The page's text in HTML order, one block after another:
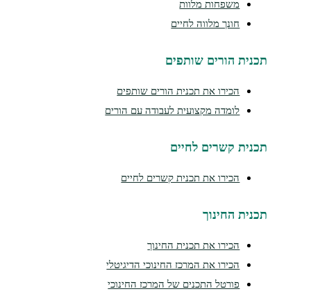
משפחות מלוות
חונך מלווה לחיים
הורים שותפים
הכירו את תכנית הורים שותפים
לומדה מקצועית לעבודה עם הורים
קשרים לחיים
הכירו את תכנית קשרים לחיים
החינוך
הכירו את תכנית החינוך
הכירו את המרכז החינוכי הדיגיטלי
פורטל התכנים של המרכז החינוכי